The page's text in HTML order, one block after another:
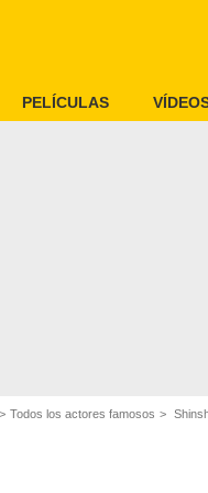
PELÍCULAS
Todos los actores famosos